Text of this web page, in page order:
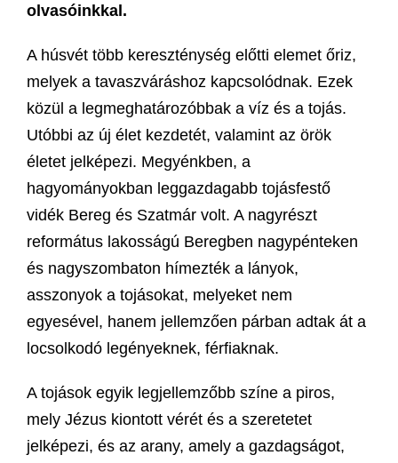
olvasóinkkal.
A húsvét több kereszténység előtti elemet őriz,
melyek a tavaszváráshoz kapcsolódnak. Ezek
közül a legmeghatározóbbak a víz és a tojás.
Utóbbi az új élet kezdetét, valamint az örök
életet jelképezi. Megyénkben, a
hagyományokban leggazdagabb tojásfestő
vidék Bereg és Szatmár volt. A nagyrészt
református lakosságú Beregben nagypénteken
és nagyszombaton hímezték a lányok,
asszonyok a tojásokat, melyeket nem
egyesével, hanem jellemzően párban adtak át a
locsolkodó legényeknek, férfiaknak.
A tojások egyik legjellemzőbb színe a piros,
mely Jézus kiontott vérét és a szeretetet
jelképezi, és az arany, amely a gazdagságot,